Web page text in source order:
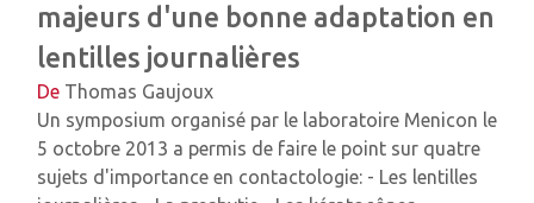
majeurs d'une bonne adaptation en
lentilles journalières
De Thomas Gaujoux
Un symposium organisé par le laboratoire Menicon le
5 octobre 2013 a permis de faire le point sur quatre
sujets d'importance en contactologie: - Les lentilles